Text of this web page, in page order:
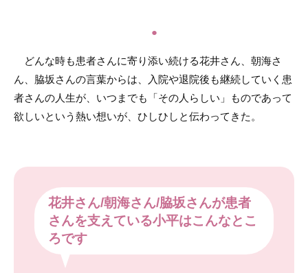
●
どんな時も患者さんに寄り添い続ける花井さん、朝海さ
ん、脇坂さんの言葉からは、入院や退院後も継続していく患
者さんの人生が、いつまでも「その人らしい」ものであって
欲しいという熱い想いが、ひしひしと伝わってきた。
花井さん/朝海さん/脇坂さんが患者
さんを支えている小平はこんなとこ
ろです